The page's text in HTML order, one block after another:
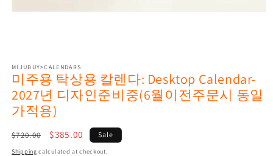
MIJUBUY>CALENDARS
미주용 탁상용 칼렌다: Desktop Calendar-
2027년 디자인준비중(6월이전주문시 동일
가적용)
Regular
price
$720.00
Sale
price
$385.00 Sale
Shipping calculated at checkout.